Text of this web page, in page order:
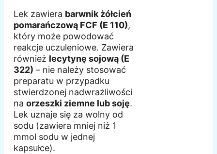
Lek zawiera barwnik żółcień
pomarańczową FCF (E 110),
który może powodować
reakcje uczuleniowe. Zawiera
również lecytynę sojową (E
322) – nie należy stosować
preparatu w przypadku
stwierdzonej nadwrażliwości
na orzeszki ziemne lub soję.
Lek uznaje się za wolny od
sodu (zawiera mniej niż 1
mmol sodu w jednej
kapsułce).